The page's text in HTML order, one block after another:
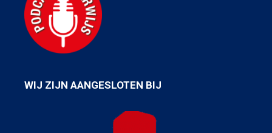
WIJ ZIJN AANGESLOTEN BIJ